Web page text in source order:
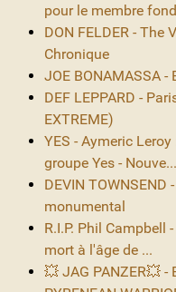
pour le membre
DON FELDER - The
Chronique
JOE BONAMASSA
DEF LEPPARD -
EXTREME)
YES - Aymeric
groupe Yes - Nouve...
DEVIN
monumental
R.I.P. Phil Campbell
mort à l'âge de ...
💥 JAG PANZER💥